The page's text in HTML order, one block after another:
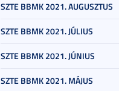
SZTE BBMK 2021. AUGUSZTUS
SZTE BBMK 2021. JÚLIUS
SZTE BBMK 2021. JÚNIUS
SZTE BBMK 2021. MÁJUS